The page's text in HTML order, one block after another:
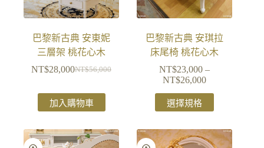
巴黎新古典 安東妮
三層架 桃花心木
NT$56,000
NT$28,000
加入購物車
巴黎新古典 安琪拉
床尾椅 桃花心木
NT$23,000 –
NT$26,000
選擇規格